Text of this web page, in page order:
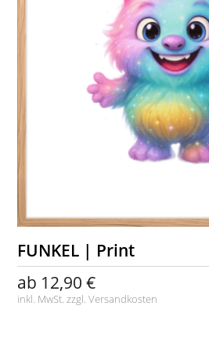
FUNKEL | Print
ab 12,90 €
inkl. MwSt. zzgl.Versandkosten